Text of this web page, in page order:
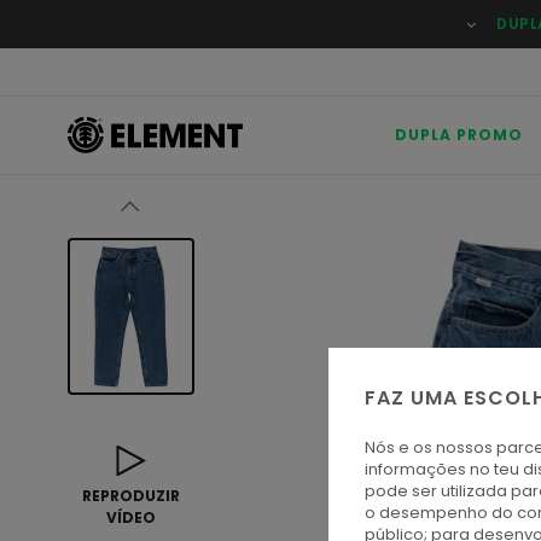
a
DUPLA PROMO
REPRODUZIR
VÍDEO
FAZ UMA
Nós e os nossos
informações no teu
pode ser utilizada
o desempenho do
público; para